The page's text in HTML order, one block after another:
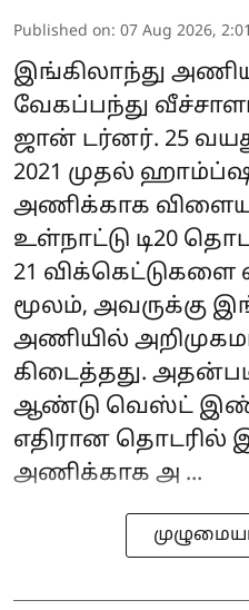
Published on: 07 Aug 2026,
இங்கிலாந்து
வேகப்பந்து
ஜான் டர்னர். 25
2021 முதல்
அணிக்காக
உள்நாட்டு டி20
21
மூலம், அவருக்கு
அணியில்
கிடைத்தது.
ஆண்டு வெஸ்ட்
எதிரான தொடரில்
அணிக்காக அ ...